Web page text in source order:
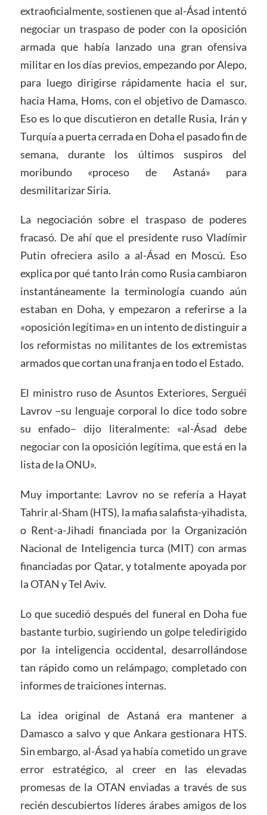
extraoficialmente, sostienen que al-Ásad intentó
negociar un traspaso de poder con la oposición
armada que había lanzado una gran ofensiva
militar en los días previos, empezando por Alepo,
para luego dirigirse rápidamente hacia el sur,
hacia Hama, Homs, con el objetivo de Damasco.
Eso es lo que discutieron en detalle Rusia, Irán y
Turquía a puerta cerrada en Doha el pasado fin de
semana, durante los últimos suspiros del
moribundo «proceso de Astaná» para
desmilitarizar Siria.
La negociación sobre el traspaso de poderes
fracasó. De ahí que el presidente ruso Vladímir
Putin ofreciera asilo a al-Ásad en Moscú. Eso
explica por qué tanto Irán como Rusia cambiaron
instantáneamente la terminología cuando aún
estaban en Doha, y empezaron a referirse a la
«oposición legítima» en un intento de distinguir a
los reformistas no militantes de los extremistas
armados que cortan una franja en todo el Estado.
El ministro ruso de Asuntos Exteriores, Serguéi
Lavrov –su lenguaje corporal lo dice todo sobre
su enfado– dijo literalmente: «al-Ásad debe
negociar con la oposición legítima, que está en la
lista de la ONU».
Muy importante: Lavrov no se refería a Hayat
Tahrir al-Sham (HTS), la mafia salafista-yihadista,
o Rent-a-Jihadi financiada por la Organización
Nacional de Inteligencia turca (MIT) con armas
financiadas por Qatar, y totalmente apoyada por
la OTAN y Tel Aviv.
Lo que sucedió después del funeral en Doha fue
bastante turbio, sugiriendo un golpe teledirigido
por la inteligencia occidental, desarrollándose
tan rápido como un relámpago, completado con
informes de traiciones internas.
La idea original de Astaná era mantener a
Damasco a salvo y que Ankara gestionara HTS.
Sin embargo, al-Ásad ya había cometido un grave
error estratégico, al creer en las elevadas
promesas de la OTAN enviadas a través de sus
recién descubiertos líderes árabes amigos de los